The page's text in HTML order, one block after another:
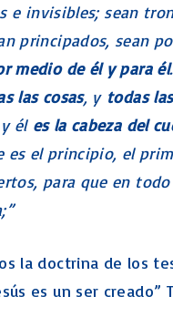
e invisibles; sean
principados, sean
medio de él y para él.
las cosas, y todas
y él es la cabeza del
es el principio, el
para que en
la doctrina de los
es un ser creado”